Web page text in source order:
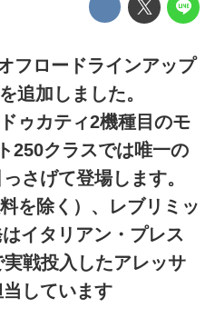
フロードラインアップ
追加しました。
ゥカティ2機種目のモ
250クラスでは唯一の
さげて登場します。
を除く）、レブリミッ
イタリアン・プレス
戦投入したアレッサ
しています